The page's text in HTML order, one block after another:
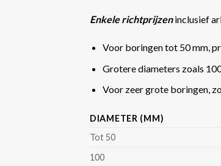
Enkele richtprijzeninclusief
Voor boringen tot 50 mm,
Grotere diameters zoals
Voor zeer grote boringen,
DIAMETER (MM)
Tot 50
100